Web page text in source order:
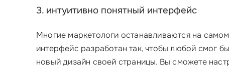
3. интуитивно понятный интерфейс
Многие маркетологи останавливаются на
интерфейс разработан так, чтобы любой смог
новый дизайн своей страницы. Вы сможете